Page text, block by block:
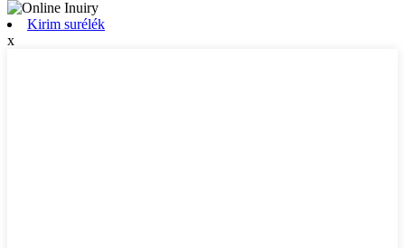
Kirim surélék
x